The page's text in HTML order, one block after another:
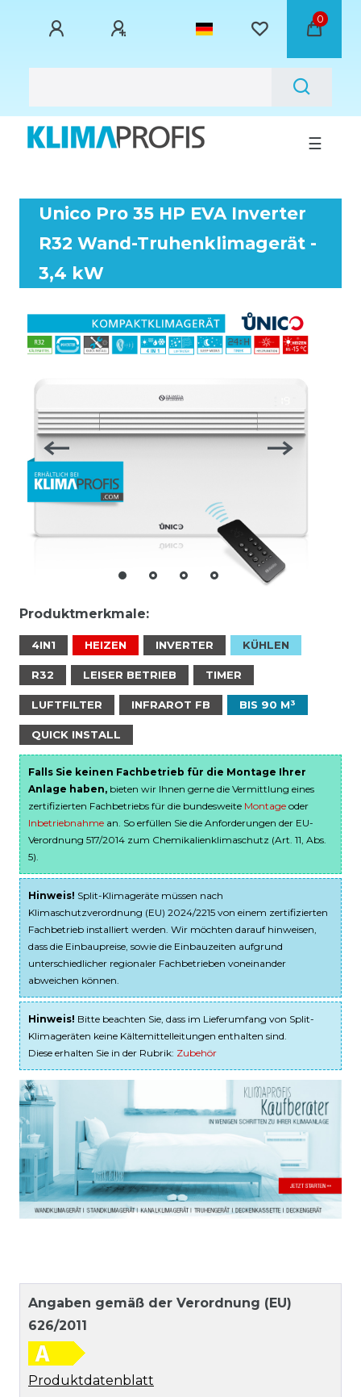
0
☰
Unico Pro 35 HP EVA Inverter
R32 Wand-Truhenklimagerät -
3,4 kW
Produktmerkmale:
4IN1 HEIZEN INVERTER KÜHLEN
R32 LEISER BETRIEB TIMER
LUFTFILTER INFRAROT FB BIS 90 M³
QUICK INSTALL
Falls Sie keinen Fachbetrieb für die Montage Ihrer
Anlage haben, bieten wir Ihnen gerne die Vermittlung eines
zertifizierten Fachbetriebs für die bundesweite Montage oder
Inbetriebnahme an. So erfüllen Sie die Anforderungen der EU-
Verordnung 517/2014 zum Chemikalienklimaschutz (Art. 11, Abs.
5).
Hinweis! Split-Klimageräte müssen nach
Klimaschutzverordnung (EU) 2024/2215 von einem zertifizierten
Fachbetrieb installiert werden. Wir möchten darauf hinweisen,
dass die Einbaupreise, sowie die Einbauzeiten aufgrund
unterschiedlicher regionaler Fachbetrieben voneinander
abweichen können.
Hinweis! Bitte beachten Sie, dass im Lieferumfang von Split-
Klimageräten keine Kältemittelleitungen enthalten sind.
Diese erhalten Sie in der Rubrik: Zubehör
Angaben gemäß der Verordnung (EU)
626/2011
Produktdatenblatt